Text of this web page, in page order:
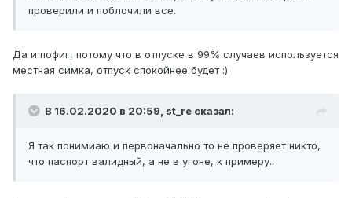
проверили и поблочили все.
Да и пофиг, потому что в отпуске в 99% случаев используется
местная симка, отпуск спокойнее будет :)
В 16.02.2020 в 20:59, st_re сказал:
Я так понимиаю и первоначально то не проверяет никто,
что паспорт валидный, а не в угоне, к примеру..